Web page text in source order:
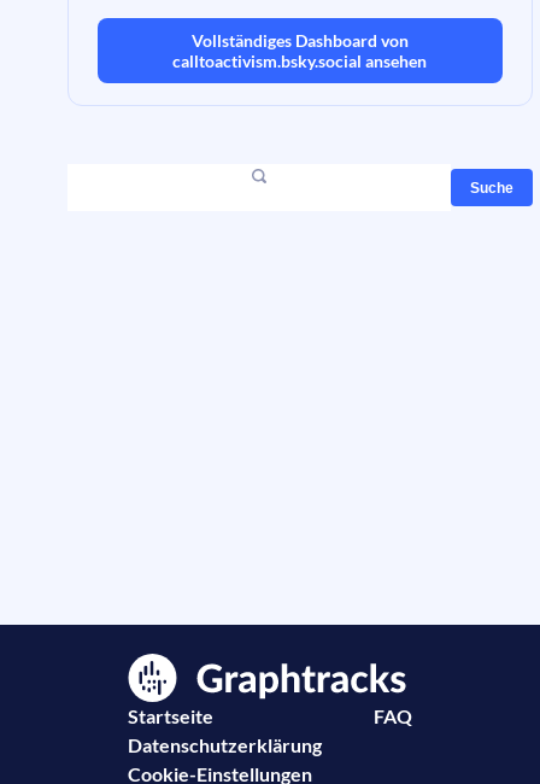
Vollständiges Dashboard von
calltoactivism.bsky.social ansehen
Suche
Startseite
FAQ
Datenschutzerklärung
Cookie-Einstellungen